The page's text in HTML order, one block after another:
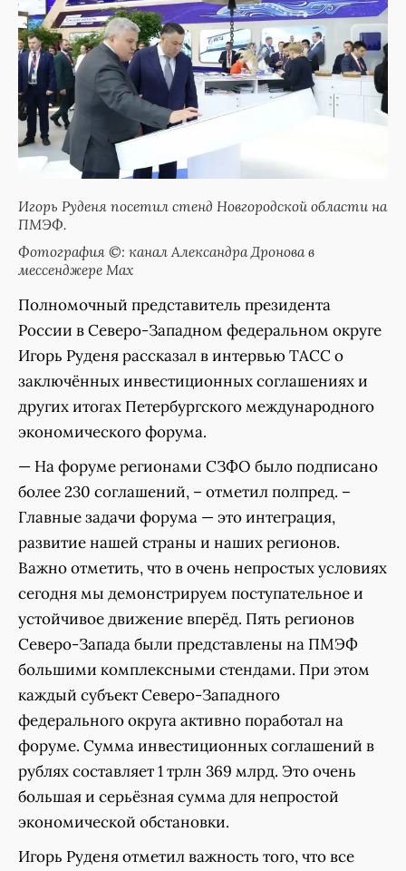
Игорь Руденя посетил стенд Новгородской области на
ПМЭФ.
Фотография ©: канал Александра Дронова в
мессенджере Мах
Полномочный представитель президента
России в Северо-Западном федеральном округе
Игорь Руденя рассказал в интервью ТАСС о
заключённых инвестиционных соглашениях и
других итогах Петербургского международного
экономического форума.
— На форуме регионами СЗФО было подписано
более 230 соглашений, – отметил полпред. –
Главные задачи форума — это интеграция,
развитие нашей страны и наших регионов.
Важно отметить, что в очень непростых условиях
сегодня мы демонстрируем поступательное и
устойчивое движение вперëд. Пять регионов
Северо-Запада были представлены на ПМЭФ
большими комплексными стендами. При этом
каждый субъект Северо-Западного
федерального округа активно поработал на
форуме. Сумма инвестиционных соглашений в
рублях составляет 1 трлн 369 млрд. Это очень
большая и серьёзная сумма для непростой
экономической обстановки.
Игорь Руденя отметил важность того, что все